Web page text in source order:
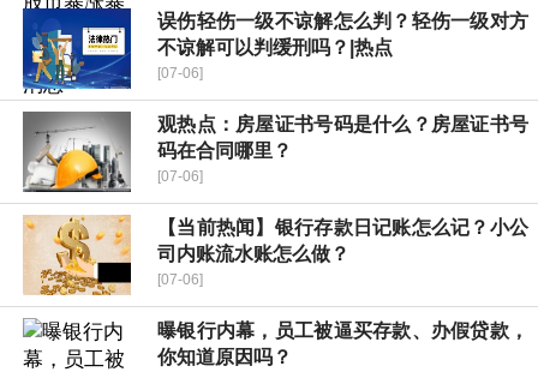
误伤轻伤一级不谅解怎么判？轻伤一级对方
不谅解可以判缓刑吗？|热点
[07-06]
观热点：房屋证书号码是什么？房屋证书号
码在合同哪里？
[07-06]
【当前热闻】银行存款日记账怎么记？小公
司内账流水账怎么做？
[07-06]
曝银行内幕，员工被逼买存款、办假贷款，
你知道原因吗？